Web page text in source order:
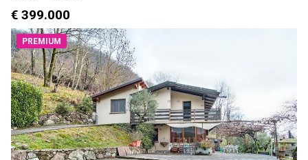
€ 399.000
PREMIUM